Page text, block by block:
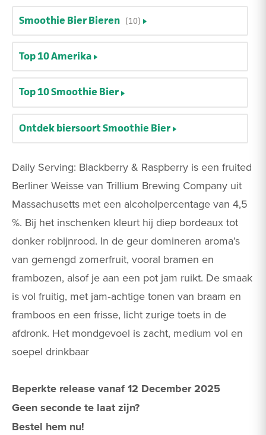
Daily Serving: Blackberry & Raspberry is een fruited
Berliner Weisse van Trillium Brewing Company uit
Massachusetts met een alcoholpercentage van 4,5
%. Bij het inschenken kleurt hij diep bordeaux tot
donker robijnrood. In de geur domineren aroma’s
van gemengd zomerfruit, vooral bramen en
frambozen, alsof je aan een pot jam ruikt. De smaak
is vol fruitig, met jam‑achtige tonen van braam en
framboos en een frisse, licht zurige toets in de
afdronk. Het mondgevoel is zacht, medium vol en
soepel drinkbaar
Beperkte release vanaf 12 December 2025
Geen seconde te laat zijn?
Bestel hem nu!
Smoothie Bier Bieren (10)
Top 10 Amerika
Top 10 Smoothie Bier
Ontdek biersoort Smoothie Bier